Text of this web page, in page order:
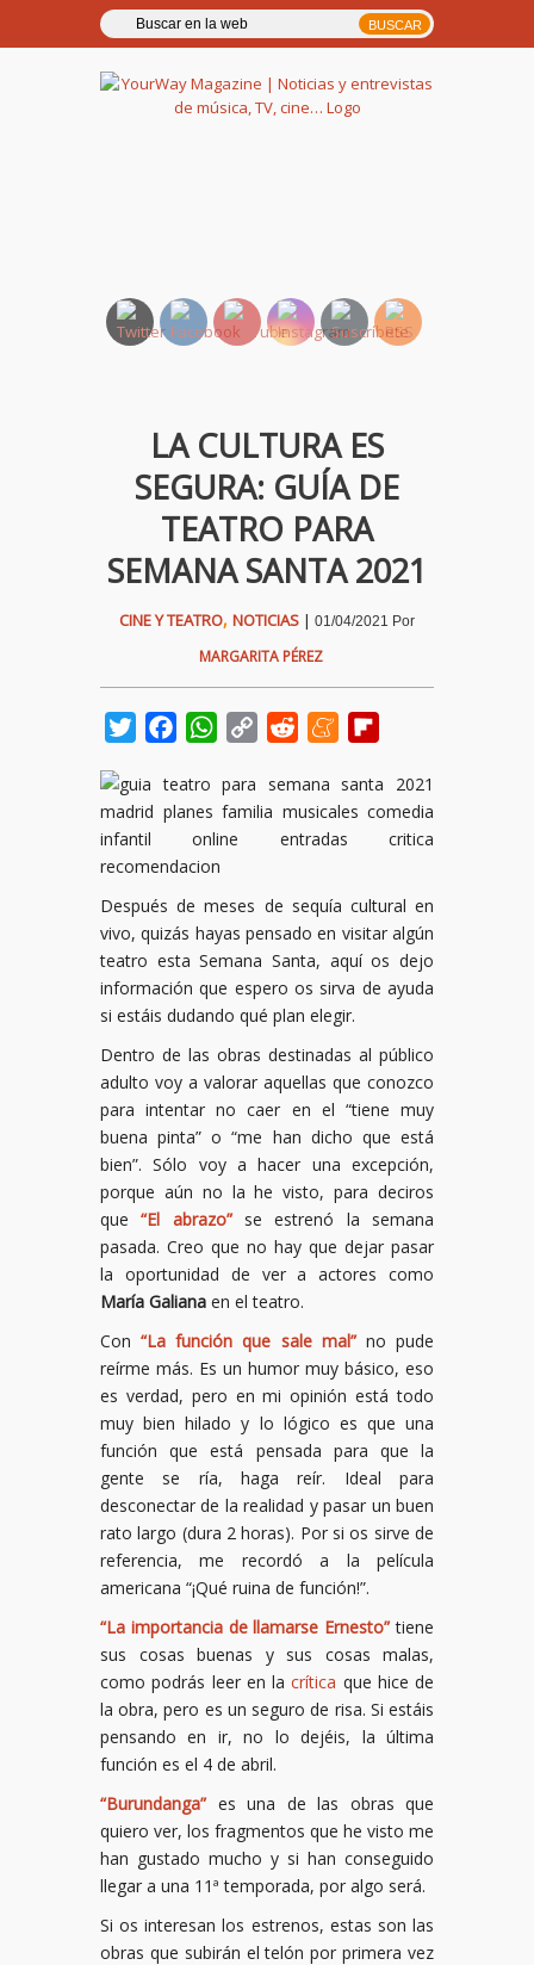
LA CULTURA ES
SEGURA: GUÍA DE
TEATRO PARA
SEMANA SANTA 2021
CINE Y TEATRO, NOTICIAS | 01/04/2021 Por
MARGARITA PÉREZ
TwitterFacebookWhatsApp
Copy
Reddit Meneame
Después de meses de sequía cultural en
vivo, quizás hayas pensado en visitar algún
teatro esta Semana Santa, aquí os dejo
información que espero os sirva de ayuda
si estáis dudando qué plan elegir.
Dentro de las obras destinadas al público
adulto voy a valorar aquellas que conozco
para intentar no caer en el “tiene muy
buena pinta” o “me han dicho que está
bien”. Sólo voy a hacer una excepción,
porque aún no la he visto, para deciros
que“El abrazo”se estrenó la semana
pasada. Creo que no hay que dejar pasar
la oportunidad de ver a actores como
María Galiana en el teatro.
Con“La función que sale mal” no pude
reírme más. Es un humor muy básico, eso
es verdad, pero en mi opinión está todo
muy bien hilado y lo lógico es que una
función que está pensada para que la
gente se ría, haga reír. Ideal para
desconectar de la realidad y pasar un buen
rato largo (dura 2 horas). Por si os sirve de
referencia, me recordó a la película
americana “¡Qué ruina de función!”.
“La importancia de llamarse Ernesto”tiene
sus cosas buenas y sus cosas malas,
como podrás leer en lacrítica que hice de
la obra, pero es un seguro de risa. Si estáis
pensando en ir, no lo dejéis, la última
función es el 4 de abril.
“Burundanga”es una de las obras que
quiero ver, los fragmentos que he visto me
han gustado mucho y si han conseguido
llegar a una 11ª temporada, por algo será.
Si os interesan los estrenos, estas son las
obras que subirán el telón por primera vez